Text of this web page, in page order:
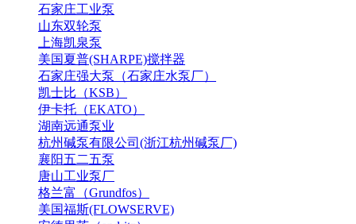
石家庄工业泵
山东双轮泵
上海凯泉泵
美国夏普(SHARPE)搅拌器
石家庄强大泵（石家庄水泵厂）
凯士比（KSB）
伊卡托（EKATO）
湖南远通泵业
杭州碱泵有限公司(浙江杭州碱泵厂)
襄阳五二五泵
唐山工业泵厂
格兰富（Grundfos）
美国福斯(FLOWSERVE)